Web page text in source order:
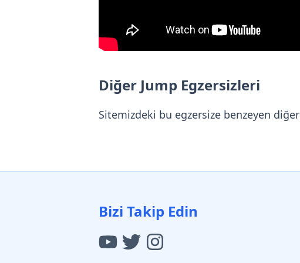
Diğer Jump Egzersizleri
Sitemizdeki bu egzersize benzeyen diğer
Bizi Takip Edin